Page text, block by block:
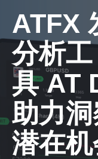
ATFX
分析工
具 AT
助力
潜在